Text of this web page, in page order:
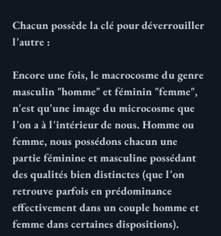
Chacun possède la clé pour déverrouiller
l'autre :
Encore une fois, le macrocosme du genre
masculin "homme" et féminin "femme",
n'est qu'une image du microcosme que
l'on a à l'intérieur de nous. Homme ou
femme, nous possédons chacun une
partie féminine et masculine possédant
des qualités bien distinctes (que l'on
retrouve parfois en prédominance
effectivement dans un couple homme et
femme dans certaines dispositions).